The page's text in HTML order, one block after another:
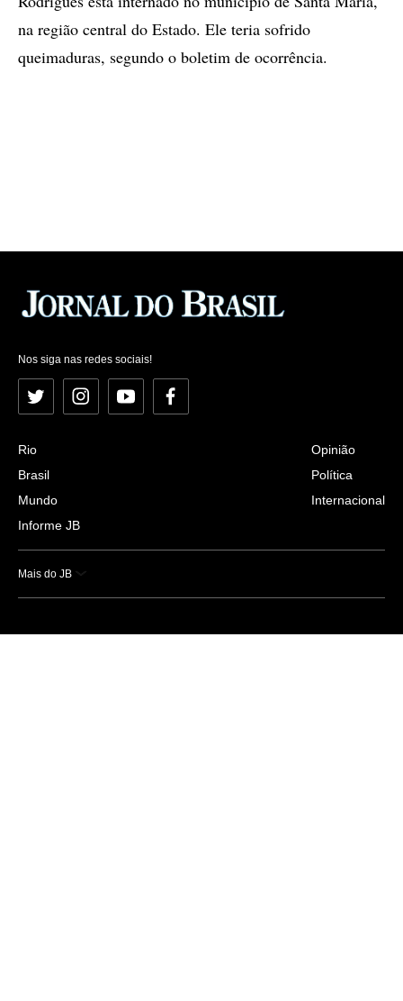
na região central do Estado. Ele teria sofrido
queimaduras, segundo o boletim de ocorrência.
Nos siga nas redes sociais!
Twitter InstagramYouTubeFacebook
Rio
Brasil
Mundo
Informe JB
Opinião
Política
Internacional
Mais do JB
Esportes